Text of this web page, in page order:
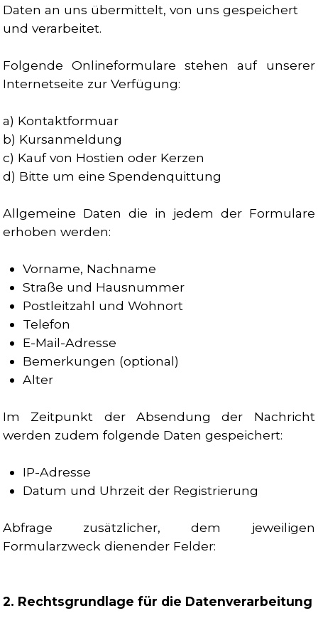
Daten an uns übermittelt, von uns gespeichert
und verarbeitet.
Folgende Onlineformulare stehen auf unserer
Internetseite zur Verfügung:
a) Kontaktformuar
b) Kursanmeldung
c) Kauf von Hostien oder Kerzen
d) Bitte um eine Spendenquittung
Allgemeine Daten die in jedem der Formulare
erhoben werden:
Vorname, Nachname
Straße und Hausnummer
Postleitzahl und Wohnort
Telefon
E-Mail-Adresse
Bemerkungen (optional)
Alter
Im Zeitpunkt der Absendung der Nachricht
werden zudem folgende Daten gespeichert:
IP-Adresse
Datum und Uhrzeit der Registrierung
Abfrage zusätzlicher, dem jeweiligen
Formularzweck dienender Felder:
2. Rechtsgrundlage für die Datenverarbeitung